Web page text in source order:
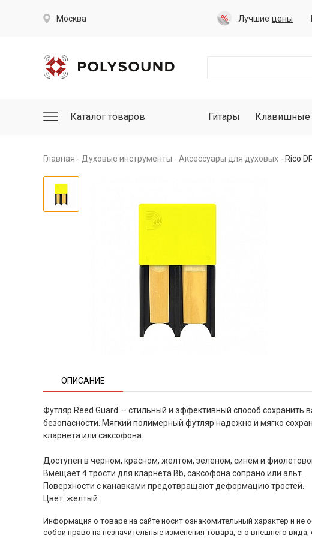
Москва Лучшие цены
Каталог товаров Гитары Клавишные
Главная Духовые инструменты Аксессуары для духовых Rico
ОПИСАНИЕ
Футляр Reed Guard — стильный и эффективный способ сохранить
безопасности. Мягкий полимерный футляр надежно и мягко
кларнета или саксофона.
Доступен в черном, красном, желтом, зеленом, синем и
Вмещает 4 трости для кларнета Bb, саксофона сопрано или альт.
Поверхности с канавками предотвращают деформацию тростей.
Цвет: желтый.
Информация о товаре на сайте носит ознакомительный характер и
собой право на незначительные изменения товара, его внешнего